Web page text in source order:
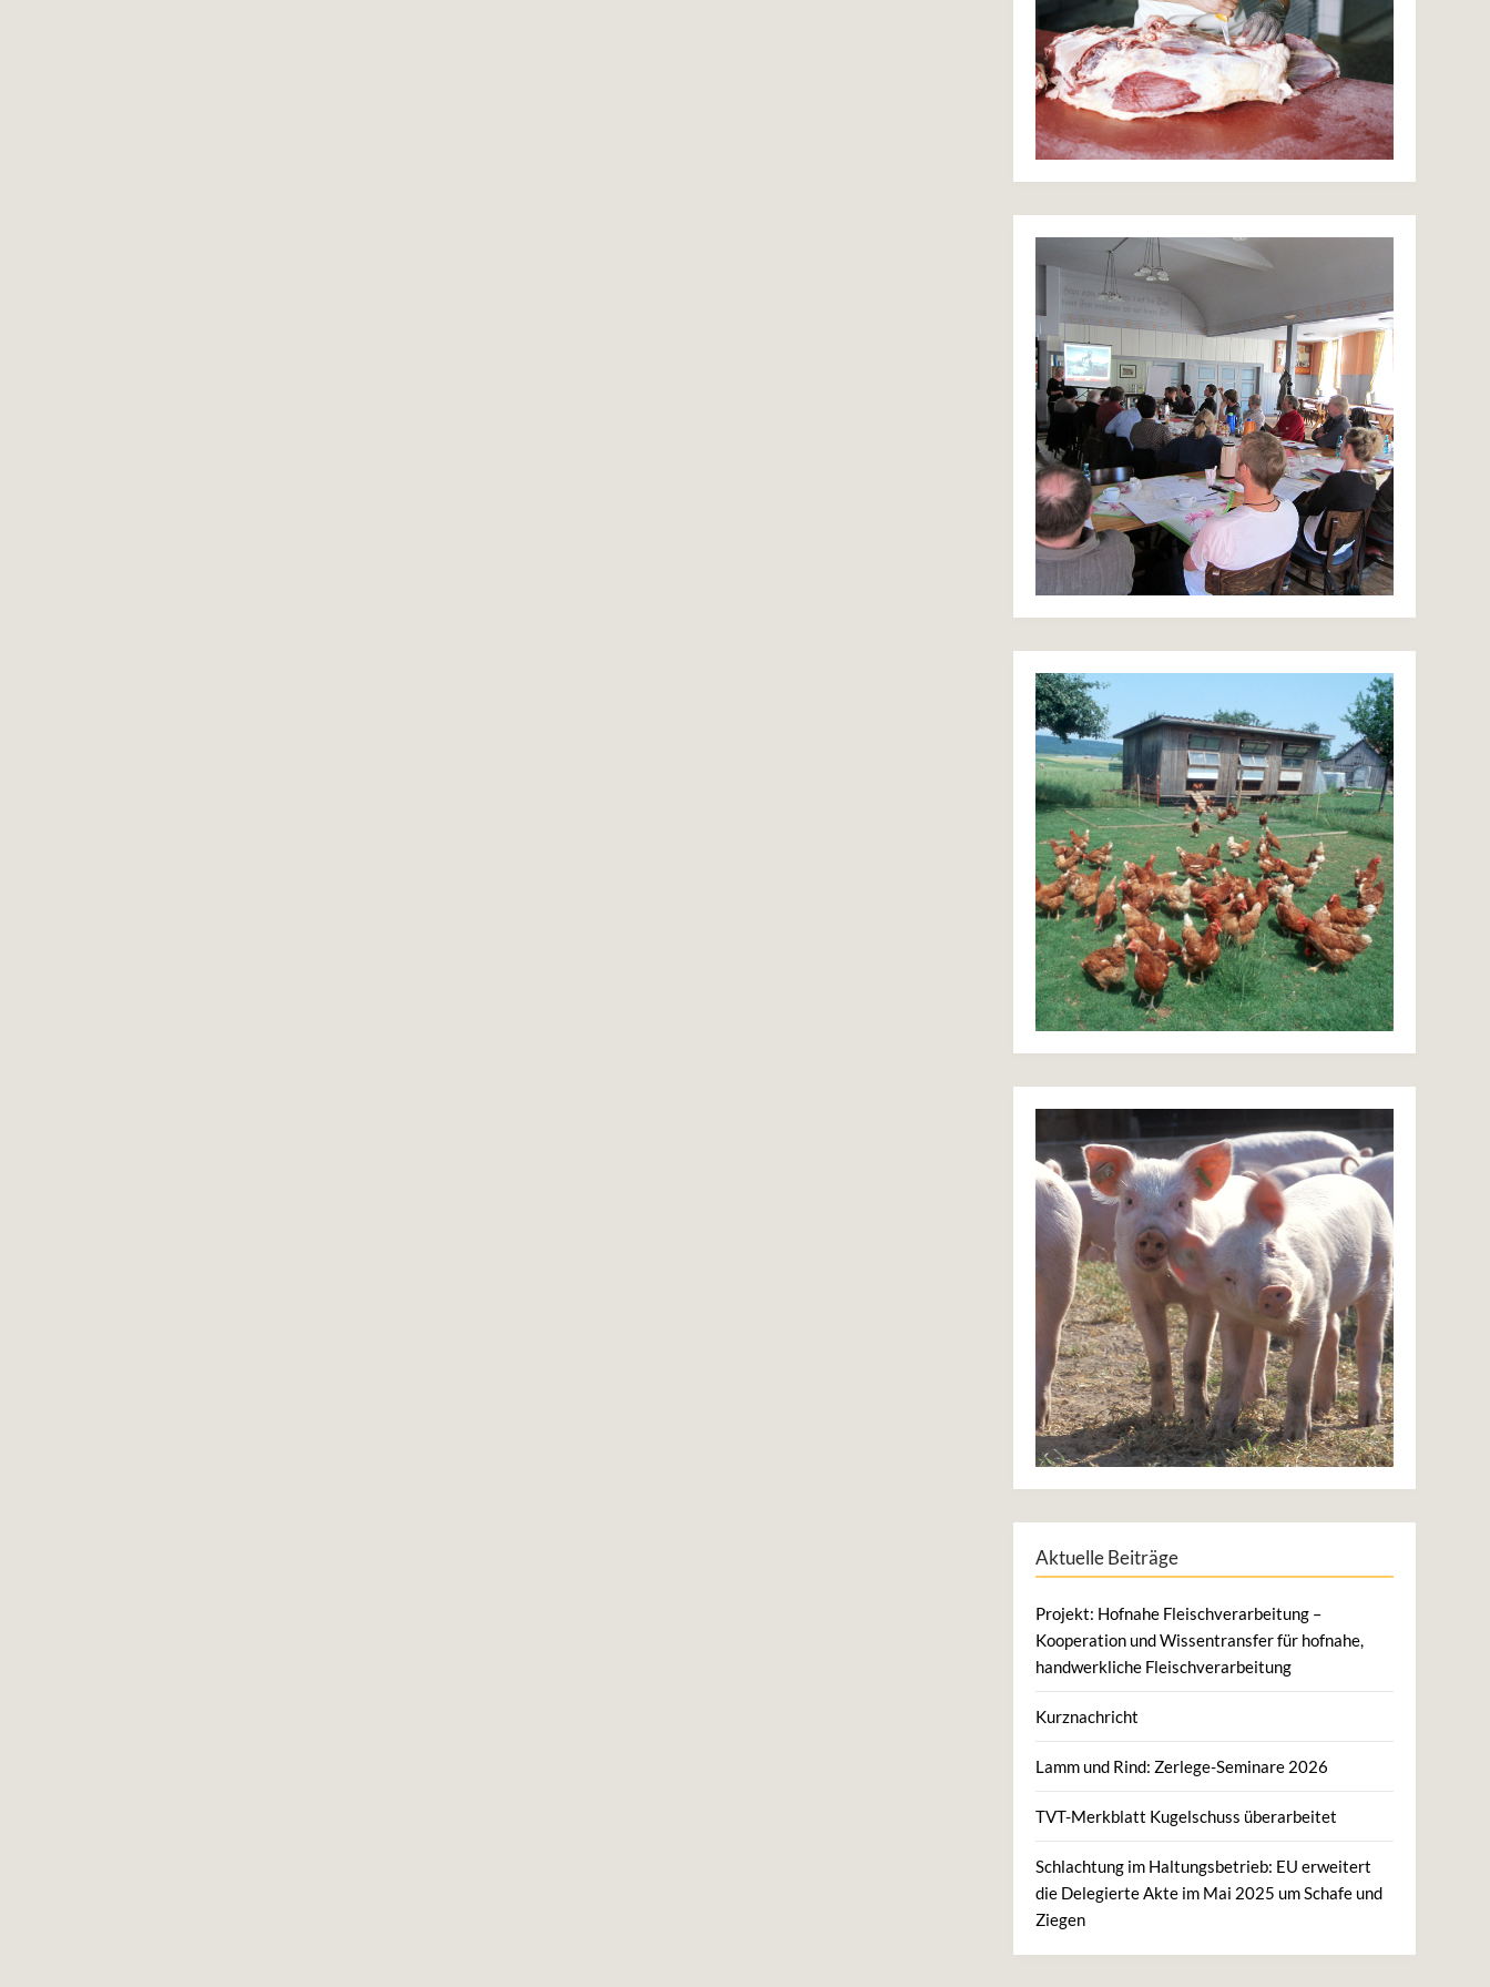
Aktuelle Beiträge
Projekt: Hofnahe Fleischverarbeitung –
Kooperation und Wissentransfer für hofnahe,
handwerkliche Fleischverarbeitung
Kurznachricht
Lamm und Rind: Zerlege-Seminare 2026
TVT-Merkblatt Kugelschuss überarbeitet
Schlachtung im Haltungsbetrieb: EU erweitert
die Delegierte Akte im Mai 2025 um Schafe und
Ziegen